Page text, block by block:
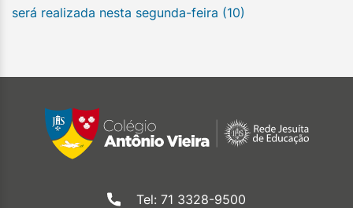
será realizada nesta segunda-feira (10)
Tel: 71 3328-9500